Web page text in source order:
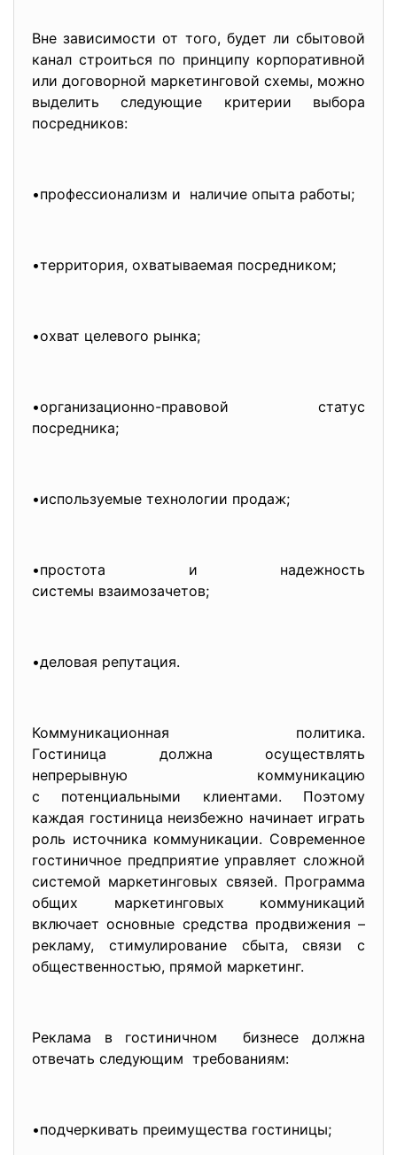
Вне зависимости от того, будет ли сбытовой
канал строиться по принципу корпоративной
или договорной маркетинговой схемы, можно
выделить следующие критерии выбора
посредников:
•профессионализм и наличие опыта работы;
•территория, охватываемая посредником;
•охват целевого рынка;
•организационно-правовой статус
посредника;
•используемые технологии продаж;
•простота и надежность
системы взаимозачетов;
•деловая репутация.
Коммуникационная политика.
Гостиница должна осуществлять
непрерывную коммуникацию
с потенциальными клиентами. Поэтому
каждая гостиница неизбежно начинает играть
роль источника коммуникации. Современное
гостиничное предприятие управляет сложной
системой маркетинговых связей. Программа
общих маркетинговых коммуникаций
включает основные средства продвижения –
рекламу, стимулирование сбыта, связи с
общественностью, прямой маркетинг.
Реклама в гостиничном бизнесе должна
отвечать следующим требованиям:
•подчеркивать преимущества гостиницы;